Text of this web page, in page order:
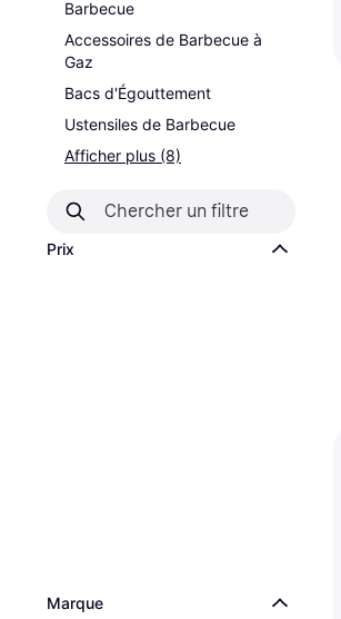
Barbecue
Accessoires de Barbecue à
Gaz
Bacs d'Égouttement
Ustensiles de Barbecue
Afficher plus (8)
Prix
Marque